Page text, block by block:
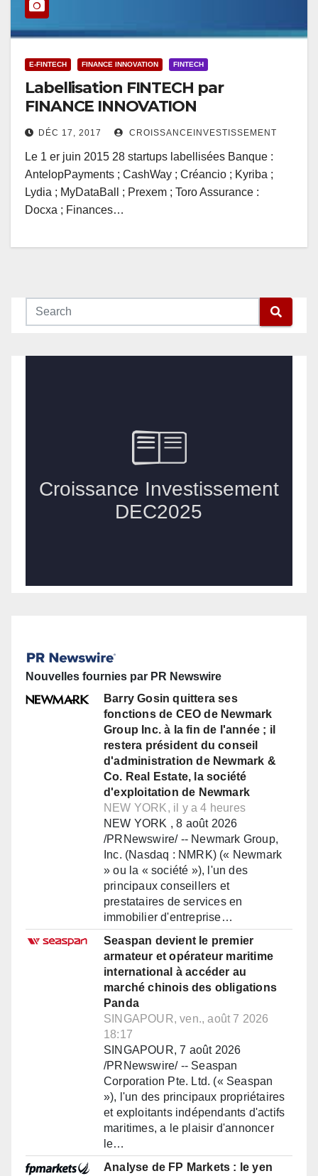
E-FINTECH FINANCE INNOVATION FINTECH
Labellisation FINTECH par
FINANCE INNOVATION
DÉC 17, 2017 CROISSANCEINVESTISSEMENT
Le 1 er juin 2015 28 startups labellisées Banque :
AntelopPayments ; CashWay ; Créancio ; Kyriba ;
Lydia ; MyDataBall ; Prexem ; Toro Assurance :
Docxa ; Finances…
Nouvelles fournies par PR Newswire
Barry Gosin quittera ses
fonctions de CEO de Newmark
Group Inc. à la fin de l'année ; il
restera président du conseil
d'administration de Newmark &
Co. Real Estate, la société
d'exploitation de Newmark
NEW YORK, il y a 4 heures
NEW YORK , 8 août 2026
/PRNewswire/ -- Newmark Group,
Inc. (Nasdaq : NMRK) (« Newmark
» ou la « société »), l'un des
principaux conseillers et
prestataires de services en
immobilier d'entreprise…
Seaspan devient le premier
armateur et opérateur maritime
international à accéder au
marché chinois des obligations
Panda
SINGAPOUR, ven., août 7 2026
18:17
SINGAPOUR, 7 août 2026
/PRNewswire/ -- Seaspan
Corporation Pte. Ltd. (« Seaspan
»), l'un des principaux propriétaires
et exploitants indépendants d'actifs
maritimes, a le plaisir d'annoncer
le…
Analyse de FP Markets : le yen